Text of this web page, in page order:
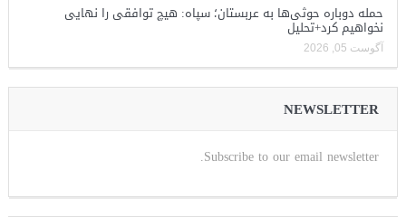
حمله دوباره حوثی‌ها به عربستان؛ سپاه: هیچ توافقی را نهایی
نخواهیم کرد+تحلیل
آگوست 05, 2026
NEWSLETTER
Subscribe to our email newsletter.